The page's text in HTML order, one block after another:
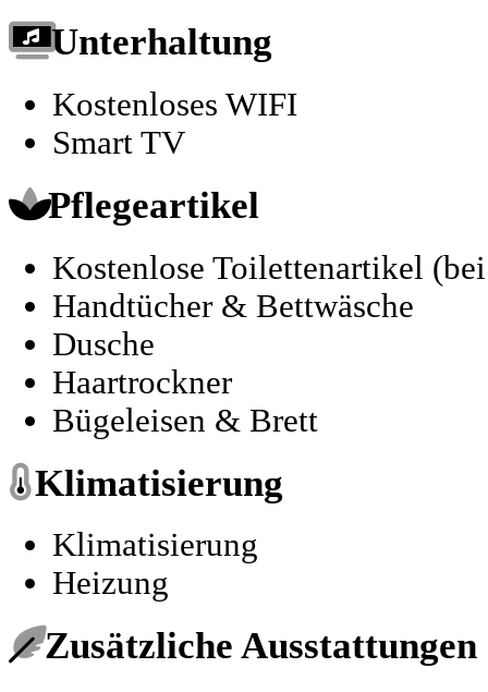
Unterhaltung
Kostenloses WIFI
Smart TV
Pflegeartikel
Kostenlose Toilettenartikel
Handtücher & Bettwäsche
Dusche
Haartrockner
Bügeleisen & Brett
Klimatisierung
Klimatisierung
Heizung
Zusätzliche Ausstattungen